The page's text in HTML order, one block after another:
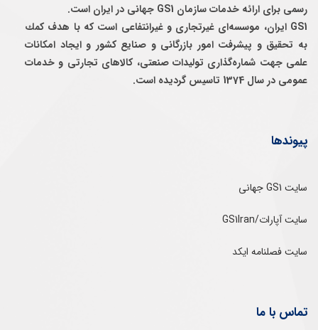
رسمی برای ارائه خدمات سازمان GS1 جهانی در ایران است.
GS1 ایران، موسسه‌ای غيرتجاری و غيرانتفاعی است كه با هدف كمك
به تحقيق و پيشرفت امور بازرگانی و صنايع كشور و ايجاد امكانات
علمی جهت شماره‌گذاری توليدات صنعتی، كالاهای تجارتی و خدمات
عمومی در سال 1374 تاسيس گرديده است.
پیوندها
سایت GS1 جهانی
سایت آپارات/GS1Iran
سایت فصلنامه ایکد
تماس با ما